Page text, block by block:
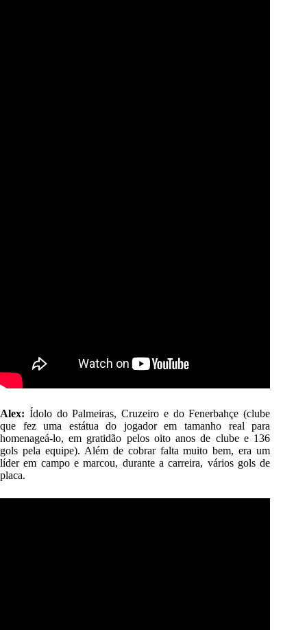
Alex: Ídolo do Palmeiras, Cruzeiro e do Fenerbahçe (clube
que fez uma estátua do jogador em tamanho real para
homenageá-lo, em gratidão pelos oito anos de clube e 136
gols pela equipe). Além de cobrar falta muito bem, era um
líder em campo e marcou, durante a carreira, vários gols de
placa.